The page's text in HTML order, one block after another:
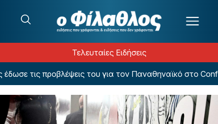
Τελευταίες Ειδήσεις
τις προβλέψεις του για τον Παναθηναϊκό στο